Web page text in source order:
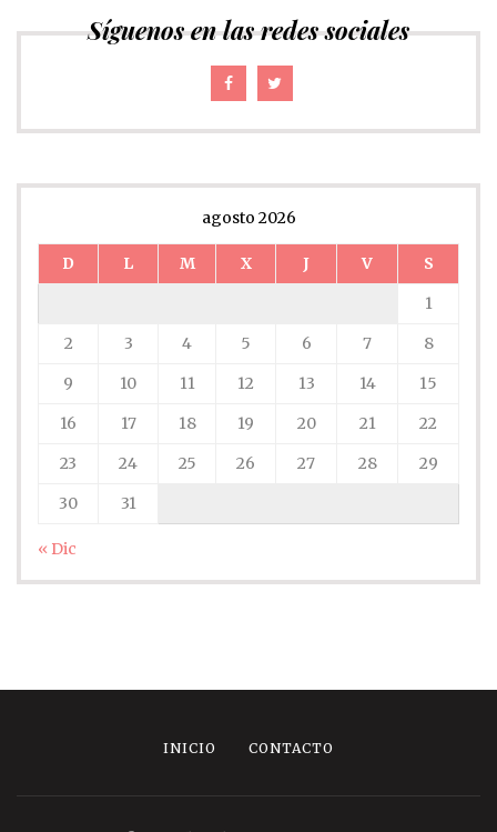
Síguenos en las redes sociales
agosto 2026
D L M X J V
S
1
2
3 4 5 6 7
8
9
10 11 12 13 14
15
16
17 18 19 20 21
22
23
24 25 26 27 28
29
30
31
« Dic
INICIO CONTACTO